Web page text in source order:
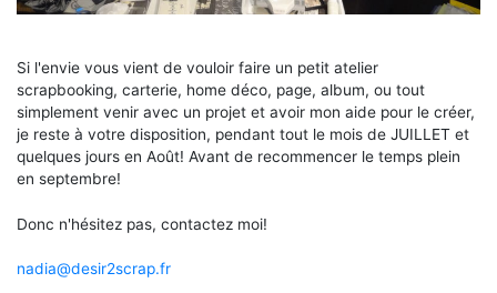
Si l'envie vous vient de vouloir faire un petit atelier
scrapbooking, carterie, home déco, page, album, ou tout
simplement venir avec un projet et avoir mon aide pour le créer,
je reste à votre disposition, pendant tout le mois de JUILLET et
quelques jours en Août! Avant de recommencer le temps plein
en septembre!
Donc n'hésitez pas, contactez moi!
nadia@desir2scrap.fr